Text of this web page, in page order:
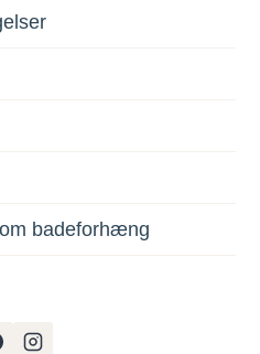
badeforhæng